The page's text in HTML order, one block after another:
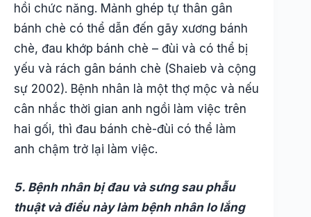
hồi chức năng. Mảnh ghép tự thân gân
bánh chè có thể dẫn đến gãy xương bánh
chè, đau khớp bánh chè – đùi và có thể bị
yếu và rách gân bánh chè (Shaieb và cộng
sự 2002). Bệnh nhân là một thợ mộc và nếu
cân nhắc thời gian anh ngồi làm việc trên
hai gối, thì đau bánh chè-đùi có thể làm
anh chậm trở lại làm việc.
5. Bệnh nhân bị đau và sưng sau phẫu
thuật và điều này làm bệnh nhân lo lắng